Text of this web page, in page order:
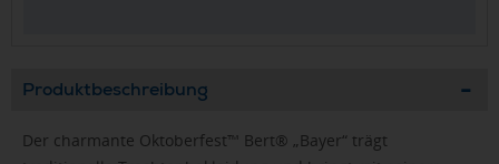
Produktbeschreibung
Der charmante Oktoberfest™ Bert® „Bayer“ trägt